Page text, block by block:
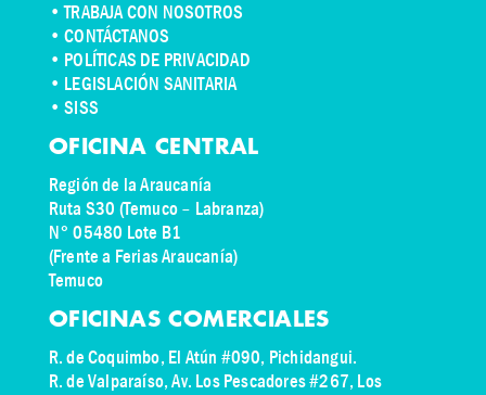
•TRABAJA CON NOSOTROS
•CONTÁCTANOS
• POLÍTICAS DE PRIVACIDAD
• LEGISLACIÓN SANITARIA
• SISS
OFICINA CENTRAL
Región de la Araucanía
Ruta S30 (Temuco – Labranza)
N° 05480 Lote B1
(Frente a Ferias Araucanía)
Temuco
OFICINAS COMERCIALES
R. de Coquimbo, El Atún #090, Pichidangui.
R. de Valparaíso, Av. Los Pescadores #267, Los